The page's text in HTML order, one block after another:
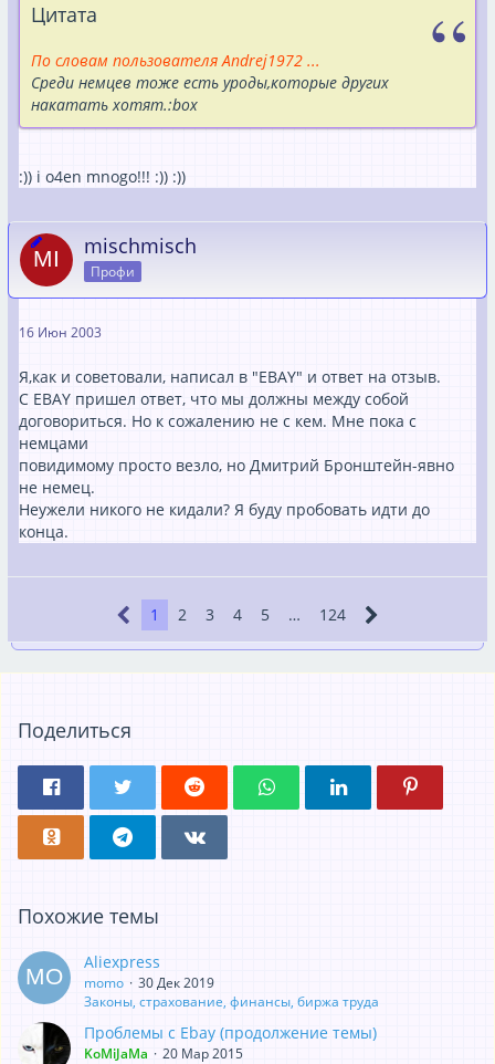
Цитата
По словам пользователя Andrej1972 ...
Среди немцев тоже есть уроды,которые других
накатать хотят.:box
:)) i o4en mnogo!!! :)) :))
mischmisch
Профи
16 Июн 2003
Я,как и советовали, написал в "EBAY" и ответ на отзыв.
С EBAY пришел ответ, что мы должны между собой
договориться. Но к сожалению не с кем. Мне пока с
немцами
повидимому просто везло, но Дмитрий Бронштейн-явно
не немец.
Неужели никого не кидали? Я буду пробовать идти до
конца.
1 2 3 4 5 … 124
Поделиться
Похожие темы
Aliexpress
momo
30 Дек 2019
Законы, страхование, финансы, биржа труда
Проблемы с Ebay (продолжение темы)
KoMiJaMa
20 Мар 2015